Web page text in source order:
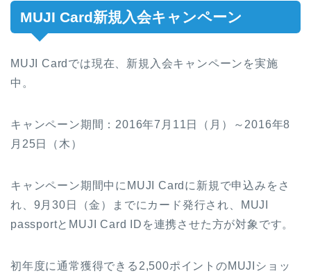
MUJI Card新規入会キャンペーン
MUJI Cardでは現在、新規入会キャンペーンを実施
中。
キャンペーン期間：2016年7月11日（月）～2016年8
月25日（木）
キャンペーン期間中にMUJI Cardに新規で申込みをさ
れ、9月30日（金）までにカード発行され、MUJI
passportとMUJI Card IDを連携させた方が対象です。
初年度に通常獲得できる2,500ポイントのMUJIショッ